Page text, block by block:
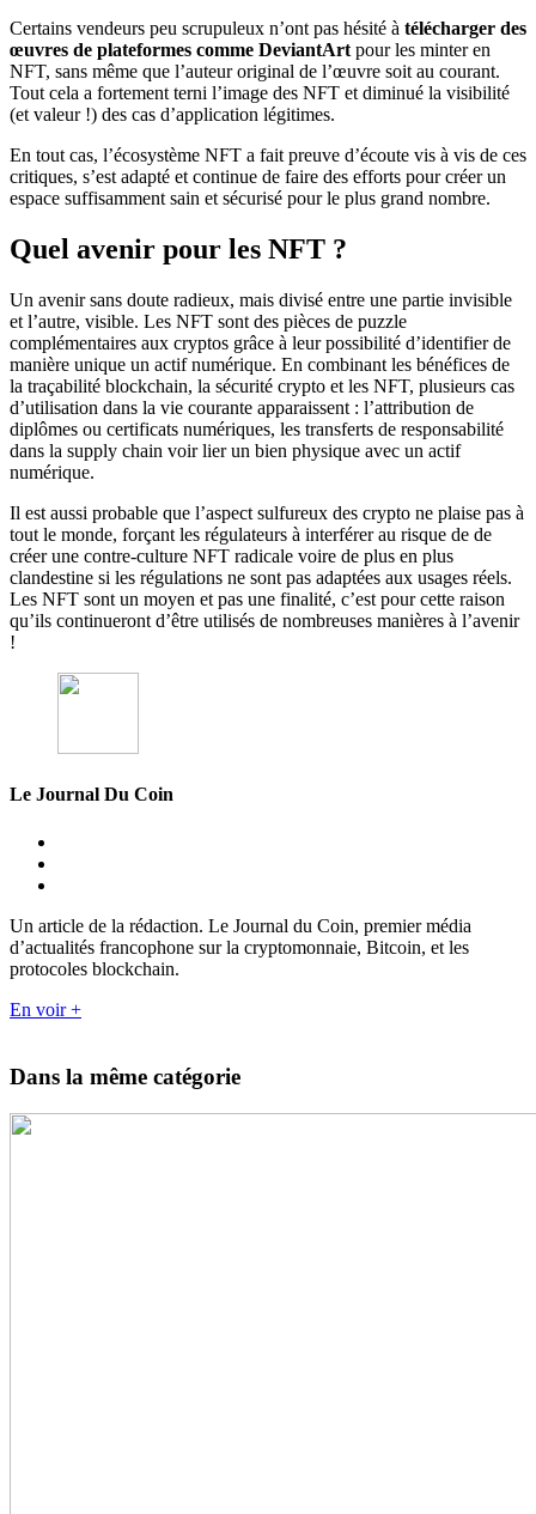
Certains vendeurs peu scrupuleux n’ont pas hésité à télécharger des
œuvres de plateformes comme DeviantArt pour les minter en
NFT, sans même que l’auteur original de l’œuvre soit au courant.
Tout cela a fortement terni l’image des NFT et diminué la visibilité
(et valeur !) des cas d’application légitimes.
En tout cas, l’écosystème NFT a fait preuve d’écoute vis à vis de ces
critiques, s’est adapté et continue de faire des efforts pour créer un
espace suffisamment sain et sécurisé pour le plus grand nombre.
Quel avenir pour les NFT ?
Un avenir sans doute radieux, mais divisé entre une partie invisible
et l’autre, visible. Les NFT sont des pièces de puzzle
complémentaires aux cryptos grâce à leur possibilité d’identifier de
manière unique un actif numérique. En combinant les bénéfices de
la traçabilité blockchain, la sécurité crypto et les NFT, plusieurs cas
d’utilisation dans la vie courante apparaissent : l’attribution de
diplômes ou certificats numériques, les transferts de responsabilité
dans la supply chain voir lier un bien physique avec un actif
numérique.
Il est aussi probable que l’aspect sulfureux des crypto ne plaise pas à
tout le monde, forçant les régulateurs à interférer au risque de de
créer une contre-culture NFT radicale voire de plus en plus
clandestine si les régulations ne sont pas adaptées aux usages réels.
Les NFT sont un moyen et pas une finalité, c’est pour cette raison
qu’ils continueront d’être utilisés de nombreuses manières à l’avenir
!
Le Journal Du Coin
Un article de la rédaction. Le Journal du Coin, premier média
d’actualités francophone sur la cryptomonnaie, Bitcoin, et les
protocoles blockchain.
En voir +
Dans la même catégorie